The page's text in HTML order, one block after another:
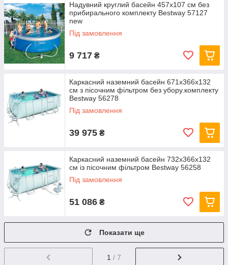
Надувний круглий басейн 457х107 см без
прибирального комплекту Bestway 57127
new
Під замовлення
9 717 ₴
Каркасний наземний басейн 671x366x132
см з пісочним фільтром без убору.комплекту
Bestway 56278
Під замовлення
39 975 ₴
Каркасний наземний басейн 732x366х132
см із пісочним фільтром Bestway 56258
Під замовлення
51 086 ₴
Показати ще
1 / 7